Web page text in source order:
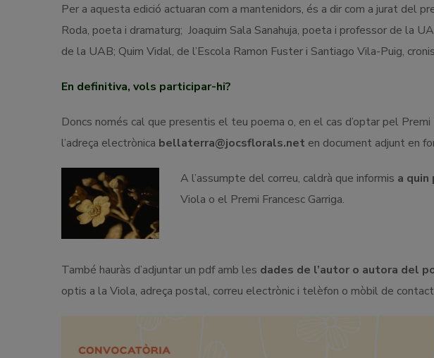
Per a aquesta edició actuaran com a mantenidors, és a dir com a jurat del
Roda, poeta i dramaturg; Joaquim Sala Sanahuja, poeta i professor de la
de la UAB; Quim Vidal, de l’Escola Ramon Fuster i Santiago Vila-Puig,
En definitiva, vols participar-hi?
Doncs només cal que presentis el teu poema o, en el cas d’optar pel
l’adreça electrònica bellaterra@jocsflorals.net en document adjunt en
A l’assumpte del correu, caldrà que informis a
Viola o el Premi Francesc Garriga.
També hauràs d’adjuntar un pdf amb les dades de l’autor o autora del
optis a la Viola, adreça postal, correu electrònic i telèfon o mòbil de